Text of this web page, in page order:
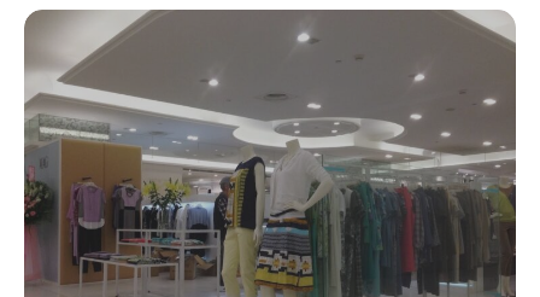
櫃
板
橋
大
遠
百
－
MAG
服